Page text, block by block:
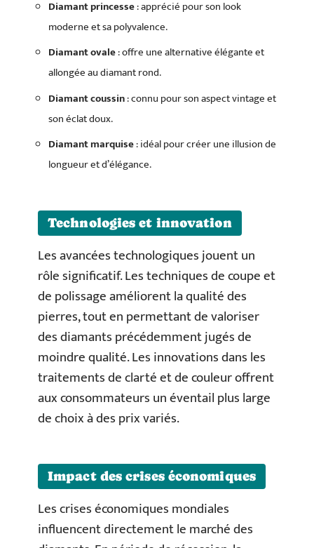
Diamant princesse: apprécié pour son look
moderne et sa polyvalence.
Diamant ovale: offre une alternative élégante et
allongée au diamant rond.
Diamant coussin: connu pour son aspect vintage et
son éclat doux.
Diamant marquise: idéal pour créer une illusion de
longueur et d’élégance.
Technologies et innovation
Les avancées technologiques jouent un
rôle significatif. Les techniques de coupe et
de polissage améliorent la qualité des
pierres, tout en permettant de valoriser
des diamants précédemment jugés de
moindre qualité. Les innovations dans les
traitements de clarté et de couleur offrent
aux consommateurs un éventail plus large
de choix à des prix variés.
Impact des crises économiques
Les crises économiques mondiales
influencent directement le marché des